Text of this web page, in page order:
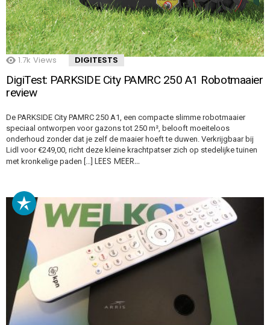
1.7k Views DIGITESTS
DigiTest: PARKSIDE City PAMRC 250 A1 Robotmaaier
review
De PARKSIDE City PAMRC 250 A1, een compacte slimme robotmaaier
speciaal ontworpen voor gazons tot 250 m², belooft moeiteloos
onderhoud zonder dat je zelf de maaier hoeft te duwen. Verkrijgbaar bij
Lidl voor €249,00, richt deze kleine krachtpatser zich op stedelijke tuinen
met kronkelige paden […] LEES MEER…